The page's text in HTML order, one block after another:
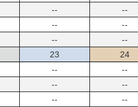
--
--
--
--
--
--
23
--
--
--
24
--
--
--